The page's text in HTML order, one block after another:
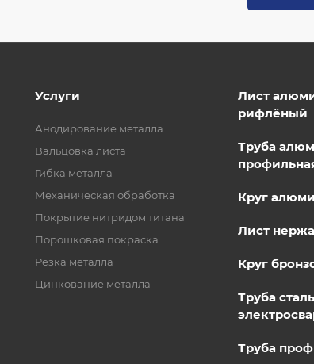
Услуги
Анодирование металла
Вальцовка листа
Гибка металла
Механическая обработка
Покрытие нитридом титана
Порошковая покраска
Резка металла
Цинкование металла
Лист
рифлёный
Труба
Круг
Лист
Круг
Труба
Труба